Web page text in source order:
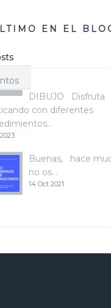
EN EL
DIBUJO Disfruta
con diferentes
Buenas, hace
no os…
14 Oct 2021